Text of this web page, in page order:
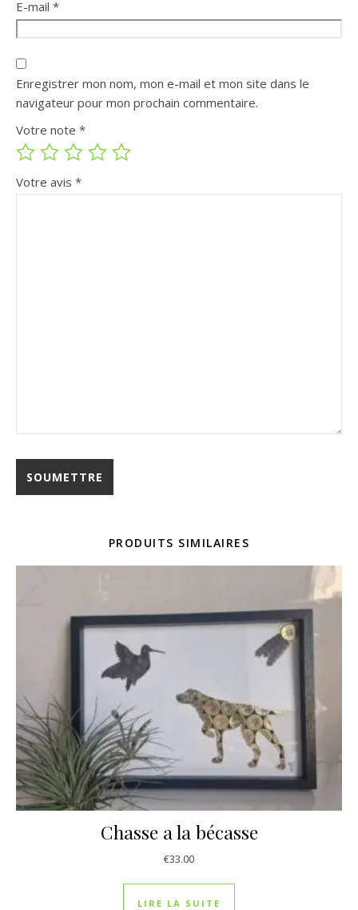
E-mail *
Enregistrer mon nom, mon e-mail et mon site dans le
navigateur pour mon prochain commentaire.
Votre note *
Votre avis *
PRODUITS SIMILAIRES
Chasse a la bécasse
€33.00
LIRE LA SUITE